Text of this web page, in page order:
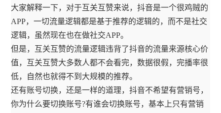
大家解释一下，对于互关互赞来说，抖音是一个很鸡贼的
APP，一切流量逻辑都是基于推荐的逻辑的，而不是社交
逻辑，虽然现在也在做社交APP。
但是，互关互赞的流量逻辑违背了抖音的流量来源核心价
值，互关互赞大多数人都不会看完，数据很假，完播率很
低，自然也就得不到大规模的推荐。
还有账号切换，还是一样的道理，抖音不希望有营销号，
你为什么要切换账号?有谁会切换账号，基本上只有营销